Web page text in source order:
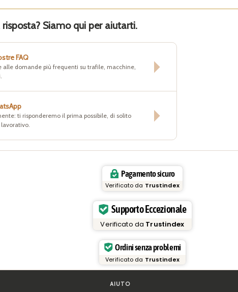
Siamo qui per aiutarti.
FAQ
alle domande più frequenti su trafile, macchine,
ti risponderemo il prima possibile, di solito
Pagamento sicuro
Verificato da Trustindex
Supporto Eccezionale
Verificato da Trustindex
Ordini senza problemi
Verificato da Trustindex
AIUTO